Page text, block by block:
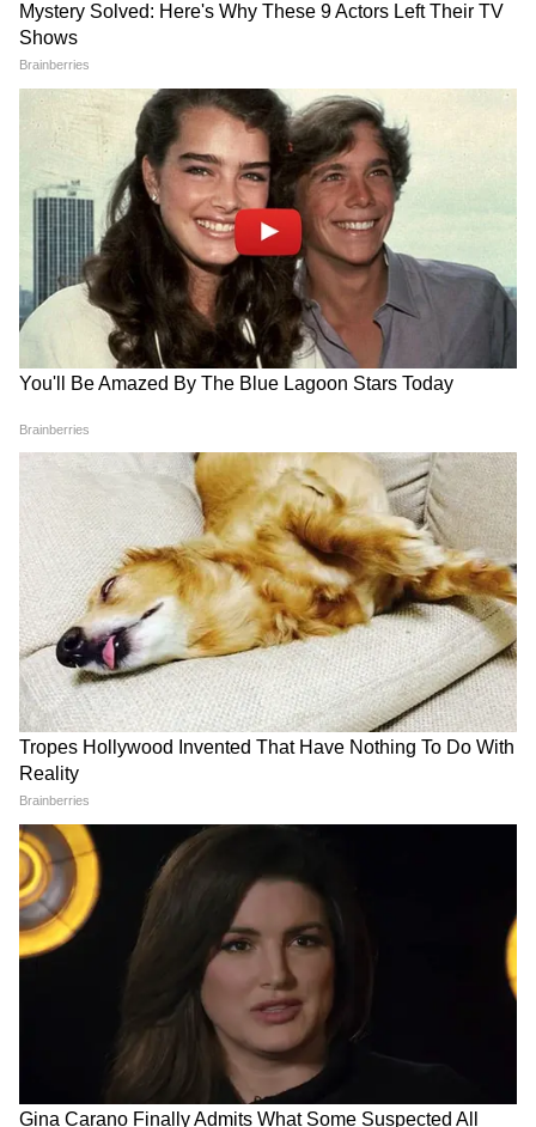
Image Credit :
মুম্বাই থেকে আমেদাবাদ রুটে ছুটবে ভারতের এই
প্রথম বুলেট ট্রেন। এই ট্রেনটি মুম্বই, থানে, সুরাট,
বড়োদরা এবং আমেদাবাদ-এর মতো অত্যন্ত
গুরুত্বপূর্ণ শহরগুলিকে জুড়তে চলেছে। মুম্বই থেকে
আমদাবাদ পৌঁছাতে সময় লাগবে মাত্র ২ ঘণ্টার
কাছাকাছি।
Image Credit :
রেলমন্ত্রী বলেন, রাজ্যজুড়ে ১০২টি স্টেশনের
পুনর্নির্মাণের কাজ করা হবে, যার মধ্যে ১০টি
স্টেশনের কাজ ইতিমধ্যেই শুরু হয়ে গেছে। বর্তমানে
রাজ্যে ৯টি বন্দে ভারত, ১টি বন্দে ভারত স্লিপার
এবং ১৩টি অমৃত ভারত ট্রেন চলছে। বন্দে ভারত
স্লিপার ও অমৃত ভারত ট্রেনের মতো আধুনিক
পরিষেবা পশ্চিমবঙ্গেই প্রথম চালু হয়েছিল বলেও
মনে করিয়ে দেন তিনি।
5
6
Image Credit :ANI